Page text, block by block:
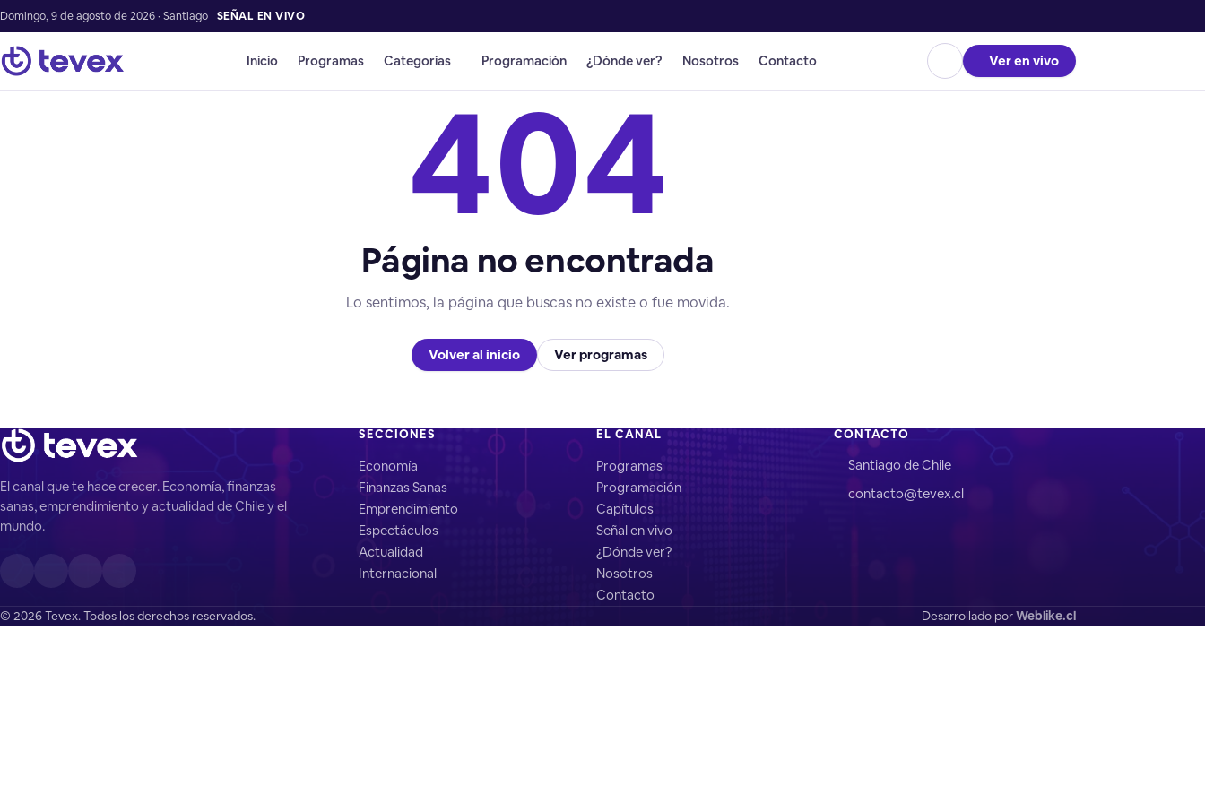
Domingo, 9 de agosto de 2026 · Santiago SEÑAL EN VIVO
Inicio Programas Categorías Programación ¿Dónde ver? Nosotros Contacto Ver en vivo
404
Página no encontrada
Lo sentimos, la página que buscas no existe o fue movida.
Volver al inicio Ver programas
El canal que te hace crecer. Economía, finanzas
sanas, emprendimiento y actualidad de Chile y el
mundo.
SECCIONES
Economía
Finanzas Sanas
Emprendimiento
Espectáculos
Actualidad
Internacional
EL CANAL
Programas
Programación
Capítulos
Señal en vivo
¿Dónde ver?
Nosotros
Contacto
CONTACTO
Santiago de Chile
contacto@tevex.cl
© 2026 Tevex. Todos los derechos reservados. Desarrollado porWeblike.cl